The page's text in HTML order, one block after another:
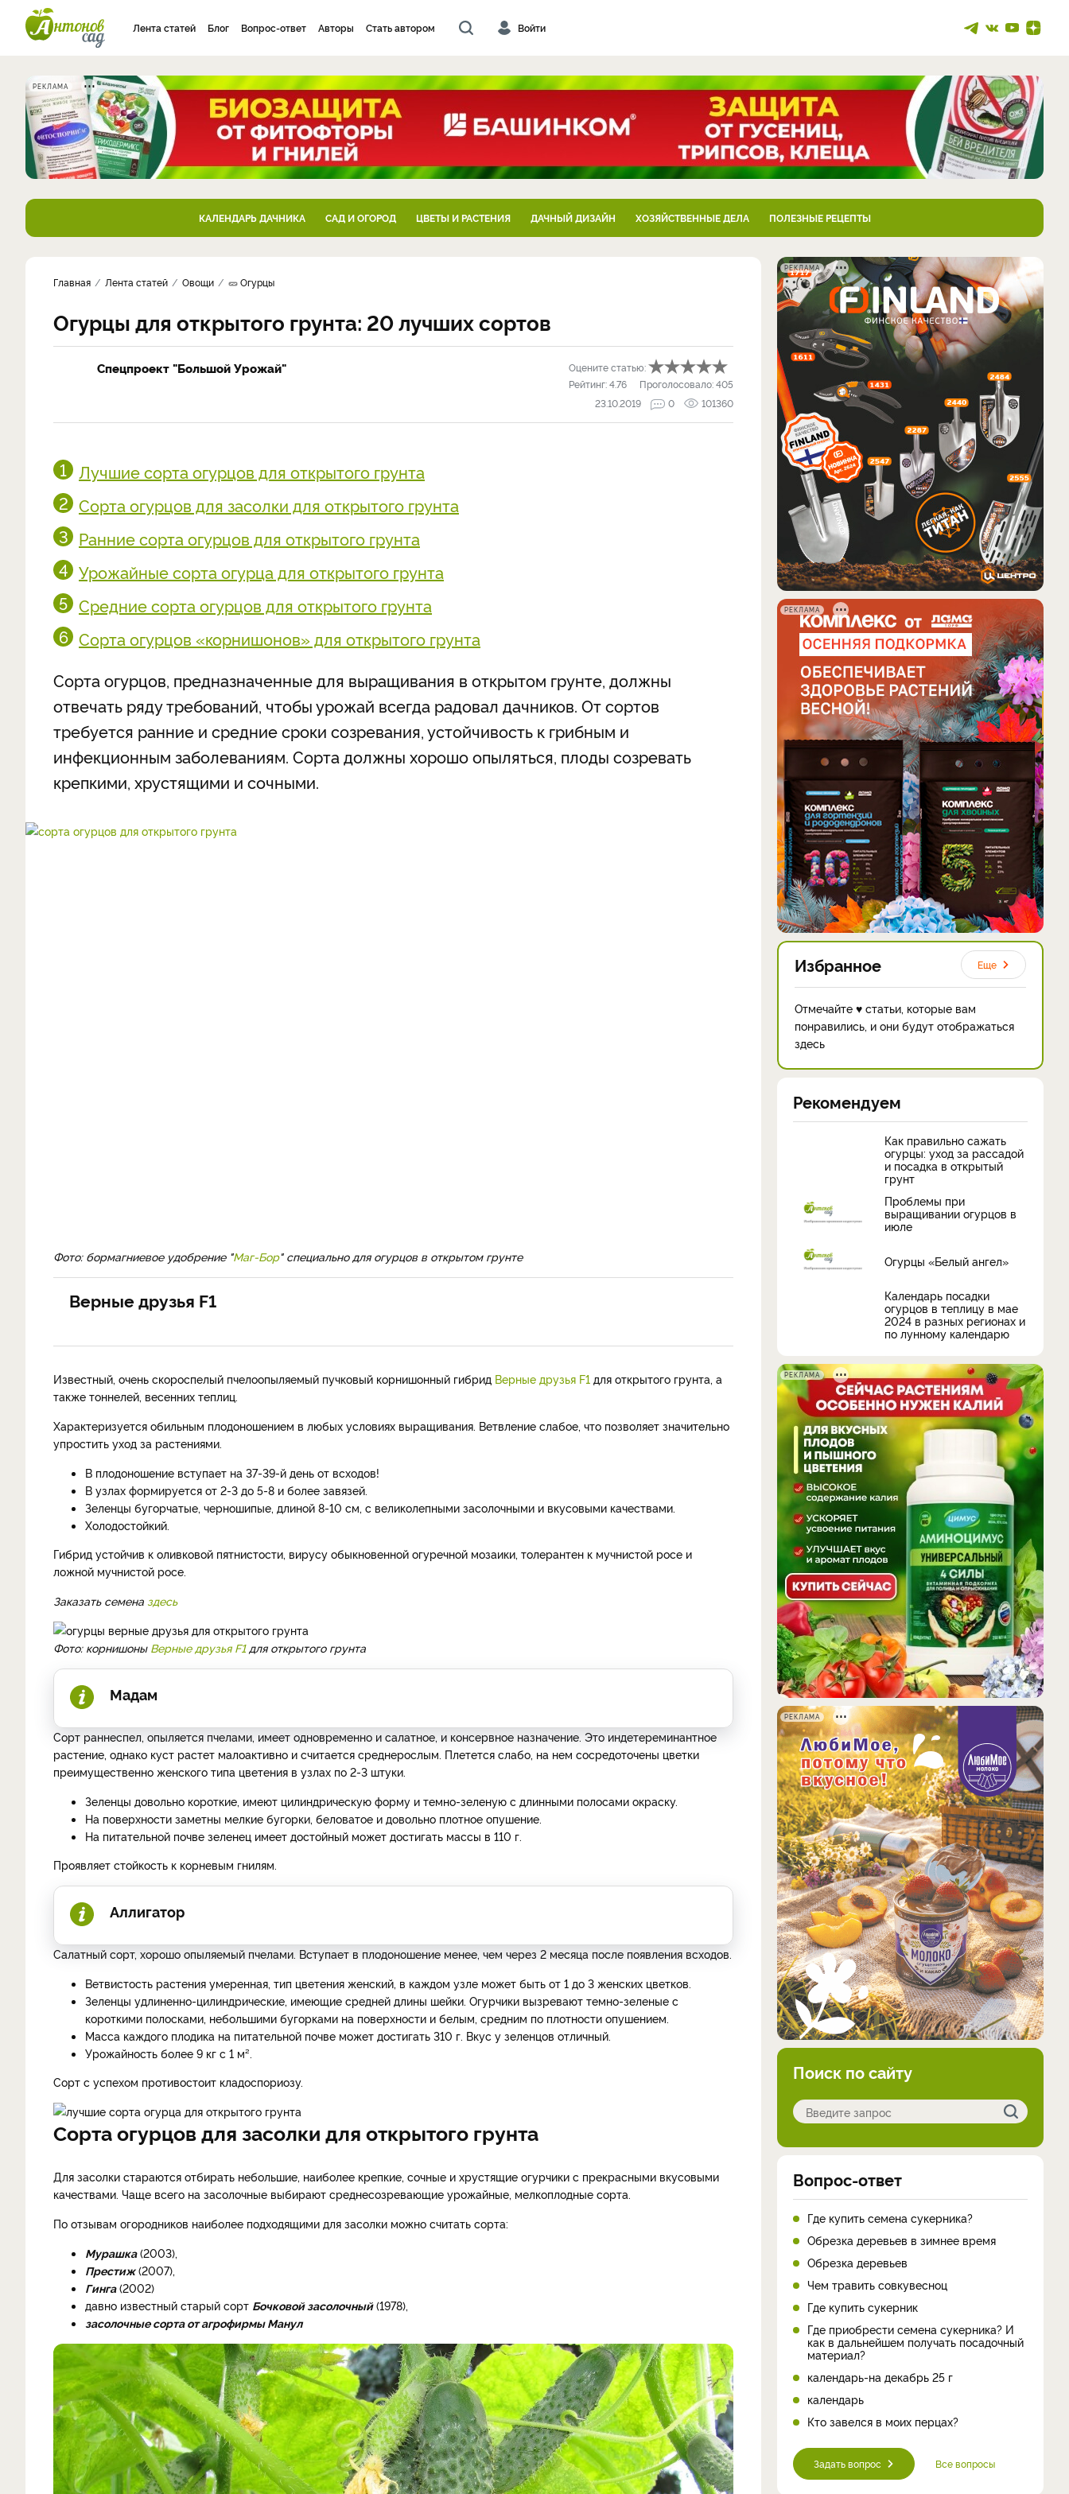
Лента статей Блог Вопрос-ответ Авторы Стать автором Войти
РЕКЛАМА
КАЛЕНДАРЬ ДАЧНИКА САД И ОГОРОД ЦВЕТЫ И РАСТЕНИЯ ДАЧНЫЙ ДИЗАЙН ХОЗЯЙСТВЕННЫЕ ДЕЛА ПОЛЕЗНЫЕ РЕЦЕПТЫ
Главная Лента статей Овощи 🥒 Огурцы
Огурцы для открытого грунта: 20 лучших сортов
Спецпроект "Большой Урожай"
Оцените статью:
Рейтинг:4.76 Проголосовало:405
23.10.2019
0 101360
Лучшие сорта огурцов для открытого грунта
Сорта огурцов для засолки для открытого грунта
Ранние сорта огурцов для открытого грунта
Урожайные сорта огурца для открытого грунта
Средние сорта огурцов для открытого грунта
Сорта огурцов «корнишонов» для открытого грунта
Сорта огурцов, предназначенные для выращивания в открытом грунте, должны
отвечать ряду требований, чтобы урожай всегда радовал дачников. От сортов
требуется ранние и средние сроки созревания, устойчивость к грибным и
инфекционным заболеваниям. Сорта должны хорошо опыляться, плоды созревать
крепкими, хрустящими и сочными.
Фото: бормагниевое удобрение "Маг-Бор" специально для огурцов в открытом грунте
Верные друзья F1
Известный, очень скороспелый пчелоопыляемый пучковый корнишонный гибрид Верные друзья F1 для открытого грунта, а
также тоннелей, весенних теплиц.
Характеризуется обильным плодоношением в любых условиях выращивания. Ветвление слабое, что позволяет значительно
упростить уход за растениями.
В плодоношение вступает на 37-39-й день от всходов!
В узлах формируется от 2-3 до 5-8 и более завязей.
Зеленцы бугорчатые, черношипые, длиной 8-10 см, с великолепными засолочными и вкусовыми качествами.
Холодостойкий.
Гибрид устойчив к оливковой пятнистости, вирусу обыкновенной огуречной мозаики, толерантен к мучнистой росе и
ложной мучнистой росе.
Заказать семена здесь
Фото: корнишоны Верные друзья F1для открытого грунта
Мадам
Сорт раннеспел, опыляется пчелами, имеет одновременно и салатное, и консервное назначение. Это индетереминантное
растение, однако куст растет малоактивно и считается среднерослым. Плетется слабо, на нем сосредоточены цветки
преимущественно женского типа цветения в узлах по 2-3 штуки.
Зеленцы довольно короткие, имеют цилиндрическую форму и темно-зеленую с длинными полосами окраску.
На поверхности заметны мелкие бугорки, беловатое и довольно плотное опушение.
На питательной почве зеленец имеет достойный может достигать массы в 110 г.
Проявляет стойкость к корневым гнилям.
Аллигатор
Салатный сорт, хорошо опыляемый пчелами. Вступает в плодоношение менее, чем через 2 месяца после появления всходов.
Ветвистость растения умеренная, тип цветения женский, в каждом узле может быть от 1 до 3 женских цветков.
Зеленцы удлиненно-цилиндрические, имеющие средней длины шейки. Огурчики вызревают темно-зеленые с
короткими полосками, небольшими бугорками на поверхности и белым, средним по плотности опушением.
Масса каждого плодика на питательной почве может достигать 310 г. Вкус у зеленцов отличный.
Урожайность более 9 кг с 1 м².
Сорт с успехом противостоит кладоспориозу.
Сорта огурцов для засолки для открытого грунта
Для засолки стараются отбирать небольшие, наиболее крепкие, сочные и хрустящие огурчики с прекрасными вкусовыми
качествами. Чаще всего на засолочные выбирают среднесозревающие урожайные, мелкоплодные сорта.
По отзывам огородников наиболее подходящими для засолки можно считать сорта:
Мурашка(2003),
Престиж(2007),
Гинга(2002)
давно известный старый сорт Бочковой засолочный(1978),
засолочные сорта от агрофирмы Манул
РЕКЛАМА
РЕКЛАМА
Избранное Еще
Отмечайте ♥ статьи, которые вам
понравились, и они будут отображаться
здесь
Рекомендуем
Как правильно сажать
огурцы: уход за рассадой
и посадка в открытый
грунт
Проблемы при
выращивании огурцов в
июле
Огурцы «Белый ангел»
Календарь посадки
огурцов в теплицу в мае
2024 в разных регионах и
по лунному календарю
РЕКЛАМА
РЕКЛАМА
Поиск по сайту
Вопрос-ответ
Где купить семена сукерника?
Обрезка деревьев в зимнее время
Обрезка деревьев
Чем травить совкувесноц
Где купить сукерник
Где приобрести семена сукерника? И
как в дальнейшем получать посадочный
материал?
календарь-на декабрь 25 г
календарь
Кто завелся в моих перцах?
Задать вопрос Все вопросы